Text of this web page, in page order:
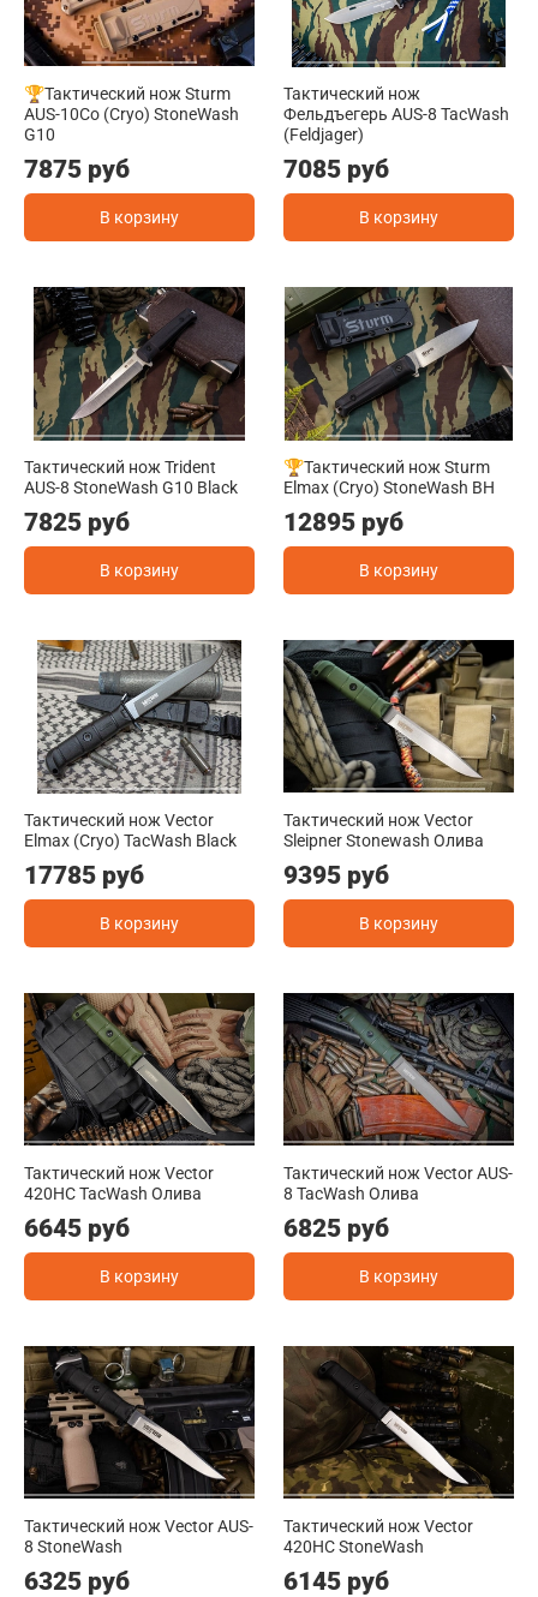
🏆Тактический нож Sturm
AUS-10Co (Cryo) StoneWash
G10
7875 руб
В корзину
Тактический нож
Фельдъегерь AUS-8 TacWash
(Feldjager)
7085 руб
В корзину
Тактический нож Trident
AUS-8 StoneWash G10 Black
7825 руб
В корзину
🏆Тактический нож Sturm
Elmax (Cryo) StoneWash BH
12895 руб
В корзину
Тактический нож Vector
Elmax (Cryo) TacWash Black
17785 руб
В корзину
Тактический нож Vector
Sleipner Stonewash Олива
9395 руб
В корзину
Тактический нож Vector
420HC TacWash Олива
6645 руб
В корзину
Тактический нож Vector AUS-
8 TacWash Олива
6825 руб
В корзину
Тактический нож Vector AUS-
8 StoneWash
6325 руб
Тактический нож Vector
420HC StoneWash
6145 руб